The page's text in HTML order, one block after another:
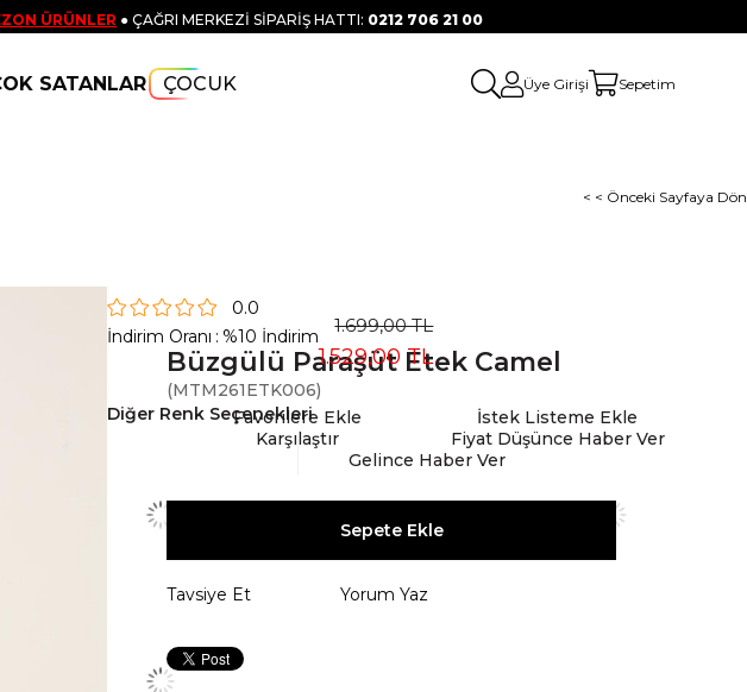
ÜRÜNLER ● ÇAĞRI MERKEZİ SİPARİŞ HATTI: 0212 706 21 00
SATANLAR ÇOCUK Üye Girişi Sepetim
< < Önceki Sayfaya Dön
Büzgülü Paraşüt Etek Camel
(MTM261ETK006)
0.0
İndirim Oranı : %10 İndirim 1.699,00 TL
1.529,00 TL
Diğer Renk Seçenekleri
Favorilere Ekle
İstek Listeme Ekle
Karşılaştır
Fiyat Düşünce Haber Ver
Gelince Haber Ver
Tavsiye Et Yorum Yaz